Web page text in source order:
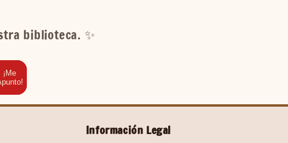
biblioteca. ✨️
¡Me
Información Legal